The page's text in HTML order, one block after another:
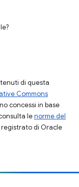
di questa
Commons
concessi in base
lenorme del
registrato di Oracle